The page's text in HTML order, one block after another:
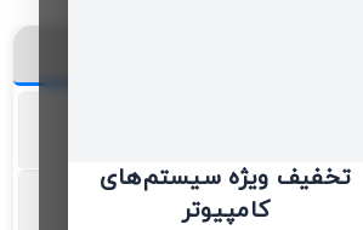
تخفیف ویژه سیستم‌های
کامپیوترDDR4